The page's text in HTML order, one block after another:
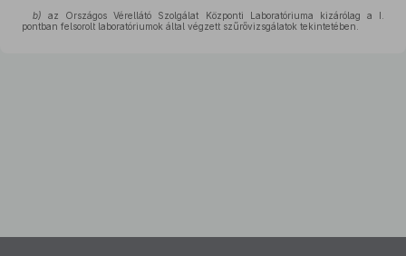
b) az Országos Vérellátó Szolgálat Központi Laboratóriuma kizárólag a I.
pontban felsorolt laboratóriumok által végzett szűrővizsgálatok tekintetében.